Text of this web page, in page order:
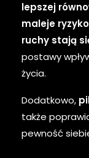
lepszej
maleje
ruchy stają
postawy
życia.
Dodatkowo,
także
pewność